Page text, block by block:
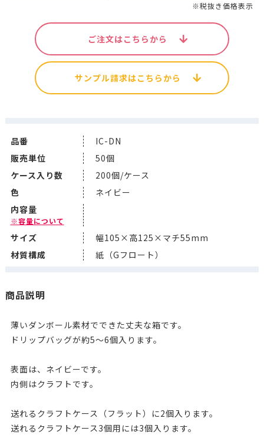
※税抜き価格表示
ご注文はこちらから
サンプル請求はこちらから
品番
IC-DN
販売単位
50個
ケース入り数
200個/ケース
色
ネイビー
内容量
※容量について
サイズ
幅105×高125×マチ55mm
材質構成
紙（Gフロート）
商品説明
薄いダンボール素材でできた丈夫な箱です。
ドリップバッグが約5～6個入ります。
表面は、ネイビーです。
内側はクラフトです。
送れるクラフトケース（フラット）に2個入ります。
送れるクラフトケース3個用には3個入ります。